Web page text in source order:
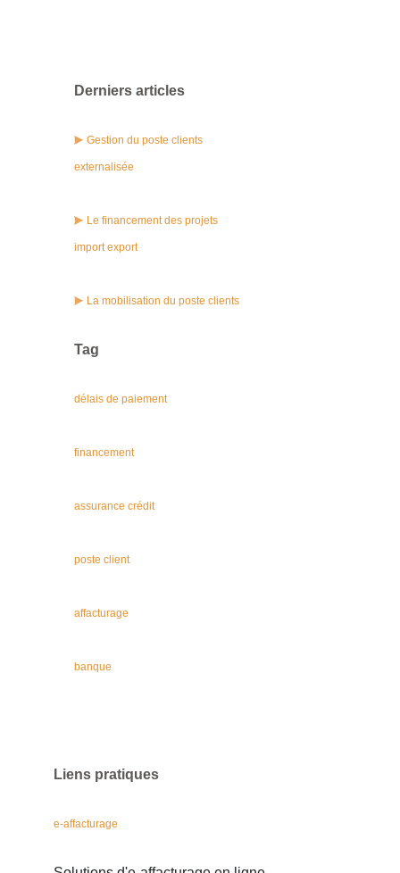
Derniers articles
Gestion du poste clients
externalisée
Le financement des projets
import export
La mobilisation du poste clients
Tag
délais de paiement
financement
assurance crédit
poste client
affacturage
banque
Liens pratiques
e-affacturage